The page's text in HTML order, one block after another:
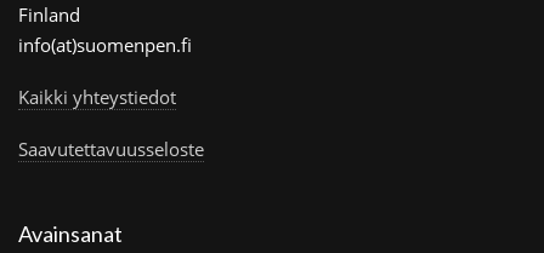
Finland
info(at)suomenpen.fi
Kaikki yhteystiedot
Saavutettavuusseloste
Avainsanat